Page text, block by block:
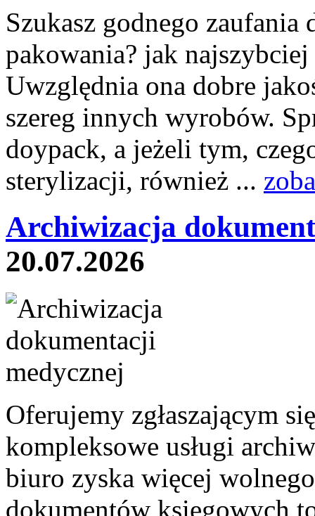
Szukasz godnego
pakowania? jak
Uwzględnia ona dobre
szereg innych wyrobów.
doypack, a jeżeli tym,
sterylizacji, również ...
Archiwizacja
20.07.2026
Oferujemy zgłaszającym
kompleksowe usługi
biuro zyska więcej
dokumentów księgowych